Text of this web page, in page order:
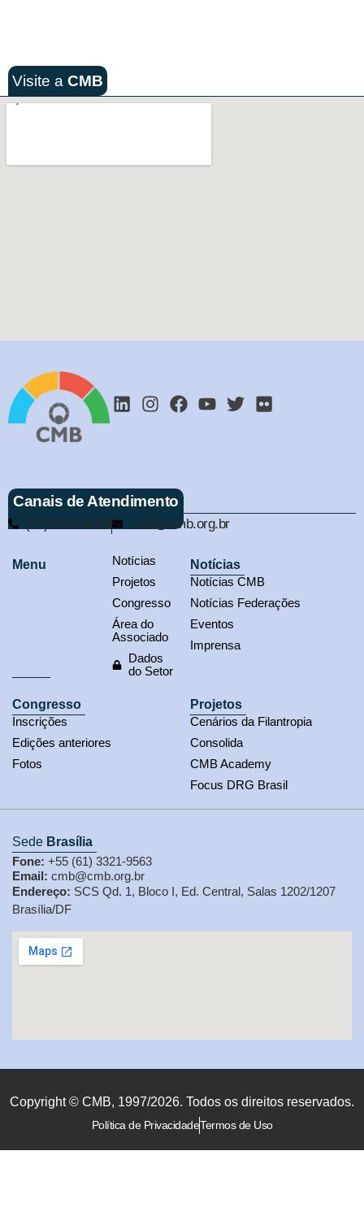
Visite a CMB
Canais de Atendimento
(61) 3321-9563 cmb@cmb.org.br
Menu
Notícias
Projetos
Congresso
Área do
Associado
Dados
do Setor
Notícias
Notícias CMB
Notícias Federações
Eventos
Imprensa
Congresso
Inscrições
Edições anteriores
Fotos
Projetos
Cenários da Filantropia
Consolida
CMB Academy
Focus DRG Brasil
Sede Brasília
Fone: +55 (61) 3321-9563
Email: cmb@cmb.org.br
Endereço: SCS Qd. 1, Bloco I, Ed. Central, Salas 1202/1207
Brasília/DF
Copyright © CMB, 1997/2026. Todos os direitos reservados.
Política de PrivacidadeTermos de Uso